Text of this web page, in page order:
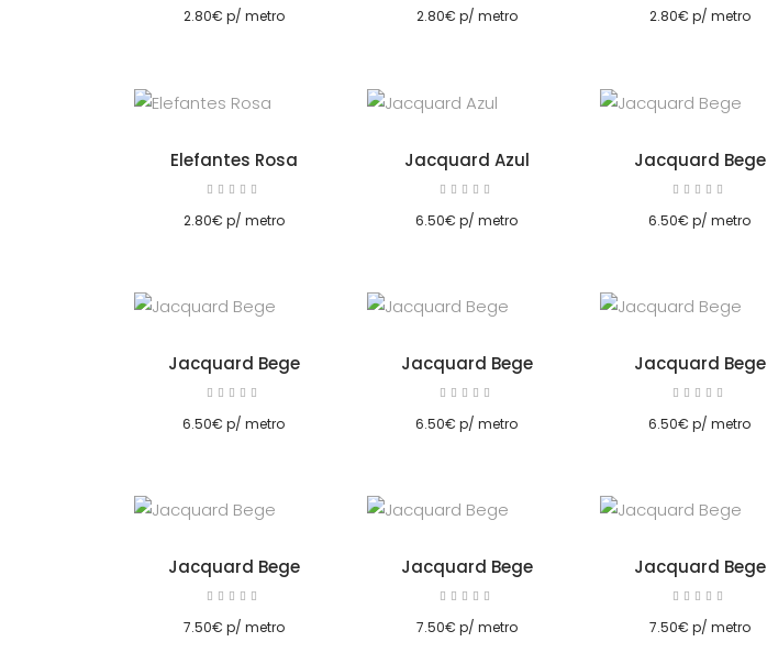
de 5
2.80€ p/ metro
de 5
2.80€ p/ metro
de 5
2.80€ p/ metro
Elefantes Rosa
de 5
2.80€ p/ metro
Jacquard Azul
de 5
6.50€ p/ metro
Jacquard Bege
de 5
6.50€ p/ metro
Jacquard Bege
de 5
6.50€ p/ metro
Jacquard Bege
de 5
6.50€ p/ metro
Jacquard Bege
de 5
6.50€ p/ metro
Jacquard Bege
de 5
7.50€ p/ metro
Jacquard Bege
de 5
7.50€ p/ metro
Jacquard Bege
de 5
7.50€ p/ metro